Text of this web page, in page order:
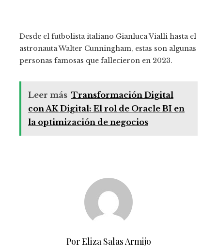
Desde el futbolista italiano Gianluca Vialli hasta el
astronauta Walter Cunningham, estas son algunas
personas famosas que fallecieron en 2023.
Leer más Transformación Digital
con AK Digital: El rol de Oracle BI en
la optimización de negocios
Por Eliza Salas Armijo